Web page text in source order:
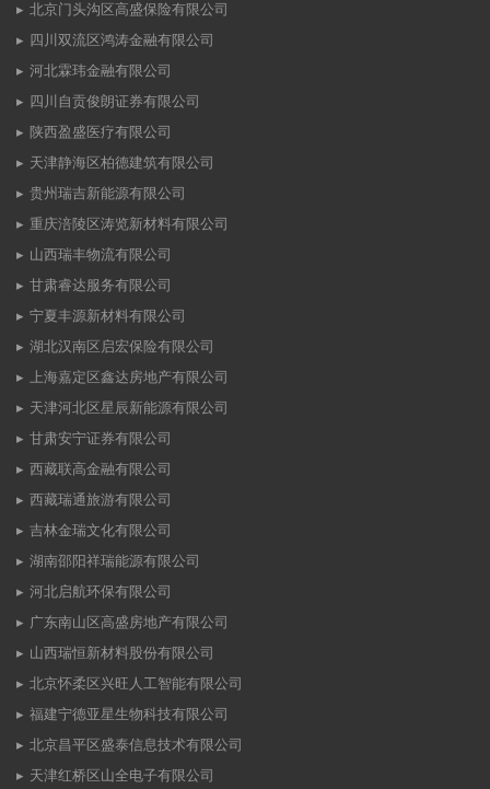
北京门头沟区高盛保险有限公司
四川双流区鸿涛金融有限公司
河北霖玮金融有限公司
四川自贡俊朗证券有限公司
陕西盈盛医疗有限公司
天津静海区柏德建筑有限公司
贵州瑞吉新能源有限公司
重庆涪陵区涛览新材料有限公司
山西瑞丰物流有限公司
甘肃睿达服务有限公司
宁夏丰源新材料有限公司
湖北汉南区启宏保险有限公司
上海嘉定区鑫达房地产有限公司
天津河北区星辰新能源有限公司
甘肃安宁证券有限公司
西藏联高金融有限公司
西藏瑞通旅游有限公司
吉林金瑞文化有限公司
湖南邵阳祥瑞能源有限公司
河北启航环保有限公司
广东南山区高盛房地产有限公司
山西瑞恒新材料股份有限公司
北京怀柔区兴旺人工智能有限公司
福建宁德亚星生物科技有限公司
北京昌平区盛泰信息技术有限公司
天津红桥区山全电子有限公司